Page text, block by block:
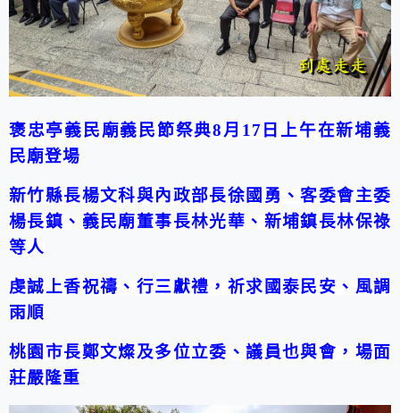
褒忠亭義民廟義民節祭典8月 17 日上午在新埔義
民廟登場
新竹縣長楊文科與內政部長徐國勇、客委會主委
楊長鎮、義民廟董事長林光華、新埔鎮長林保祿
等人
虔誠上香祝禱、行三獻禮，祈求國泰民安、風調
雨順
桃園市長鄭文燦及多位立委、議員也與會，場面
莊嚴隆重